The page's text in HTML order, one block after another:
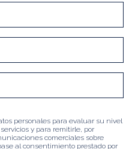
personales para evaluar su nivel
y para remitirle, por
comerciales sobre
al consentimiento prestado por